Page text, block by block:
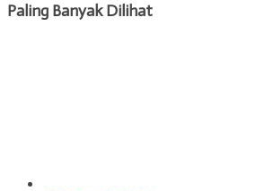
Paling Banyak Dilihat